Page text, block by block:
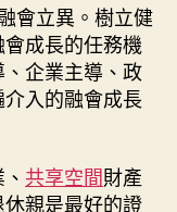
會立異。樹立健
成長的任務機
企業主導、政
入的融會成長
共享空間財產
親是最好的證